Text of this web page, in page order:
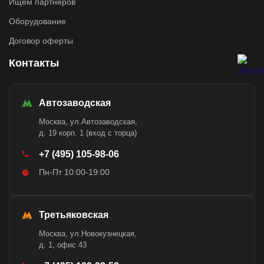
Ищем партнёров
Оборудование
Договор оферты
Контакты
Автозаводская
Москва, ул.Автозаводская,
д. 19 корп. 1 (вход с торца)
+7 (495) 105-98-06
Пн-Пт 10:00-19:00
Третьяковская
Москва, ул.Новокузнецкая,
д. 1, офис 43